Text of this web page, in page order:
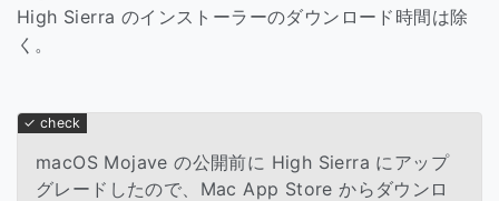
High Sierra のインストーラーのダウンロード時間は除
く。
macOS Mojave の公開前に High Sierra にアップ
グレードしたので、Mac App Store からダウンロ